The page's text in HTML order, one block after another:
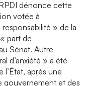
dénonce cette
votée à
responsabilité » de la
part de
Sénat. Autre
d’anxiété » a été
l’État, après une
gouvernement et des